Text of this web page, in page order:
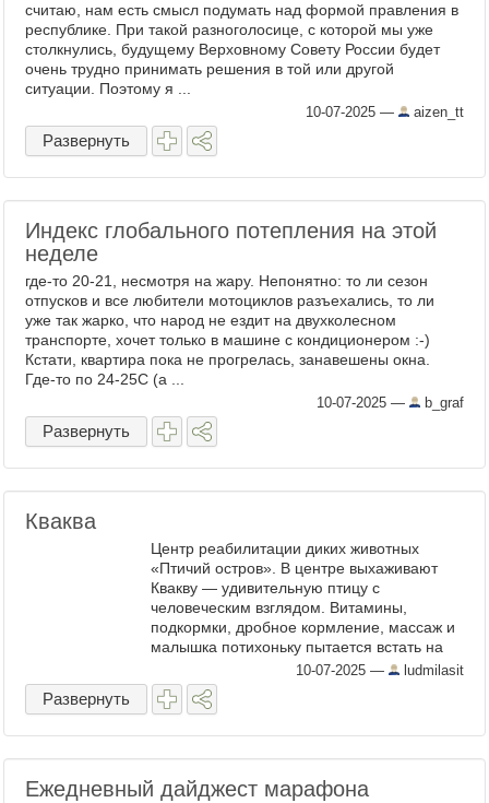
считаю, нам есть смысл подумать над формой правления в
республике. При такой разноголосице, с которой мы уже
столкнулись, будущему Верховному Совету России будет
очень трудно принимать решения в той или другой
ситуации. Поэтому я ...
10-07-2025 — aizen_tt
Развернуть
Индекс глобального потепления на этой
неделе
где-то 20-21, несмотря на жару. Непонятно: то ли сезон
отпусков и все любители мотоциклов разъехались, то ли
уже так жарко, что народ не ездит на двухколесном
транспорте, хочет только в машине с кондиционером :-)
Кстати, квартира пока не прогрелась, занавешены окна.
Где-то по 24-25С (а ...
10-07-2025 — b_graf
Развернуть
Кваква
Центр реабилитации диких животных
«Птичий остров». В центре выхаживают
Квакву — удивительную птицу с
человеческим взглядом. Витамины,
подкормки, дробное кормление, массаж и
малышка потихоньку пытается встать на
лапки. Левая работает, правая, видимо,
отбита. Кваквы умные птицы, например, ...
10-07-2025 — ludmilasit
Развернуть
Ежедневный дайджест марафона